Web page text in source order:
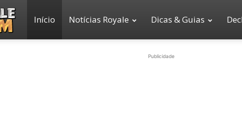
Clash
Início Notícias Royale Dicas & Guias
Publicidade